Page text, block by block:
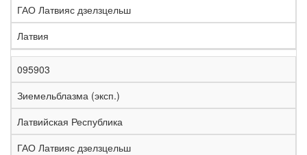
ГАО Латвияс дзелзцельш
Латвия
095903
Зиемельблазма (эксп.)
Латвийская Республика
ГАО Латвияс дзелзцельш